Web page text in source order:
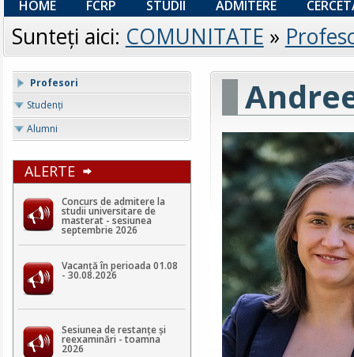
HOME FCRP STUDII ADMITERE
Sunteţi aici: COMUNITATE »
Profesori
Studenţi
Alumni
ALERTE
Concurs de admitere la
studii universitare de
masterat - sesiunea
septembrie 2026
Vacanță în perioada 01.08
- 30.08.2026
Sesiunea de restanțe și
reexaminări - toamna
2026